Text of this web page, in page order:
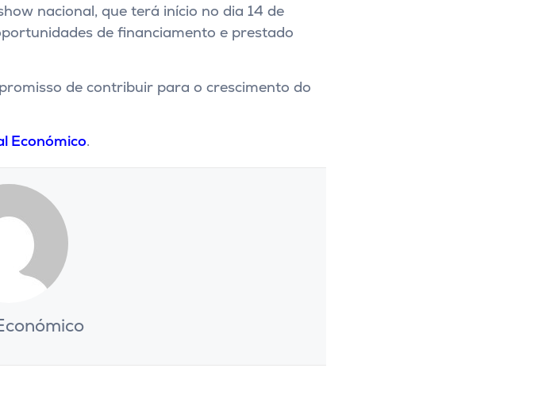
nacional, que terá início no dia 14 de
de financiamento e prestado
de contribuir para o crescimento do
Económico.